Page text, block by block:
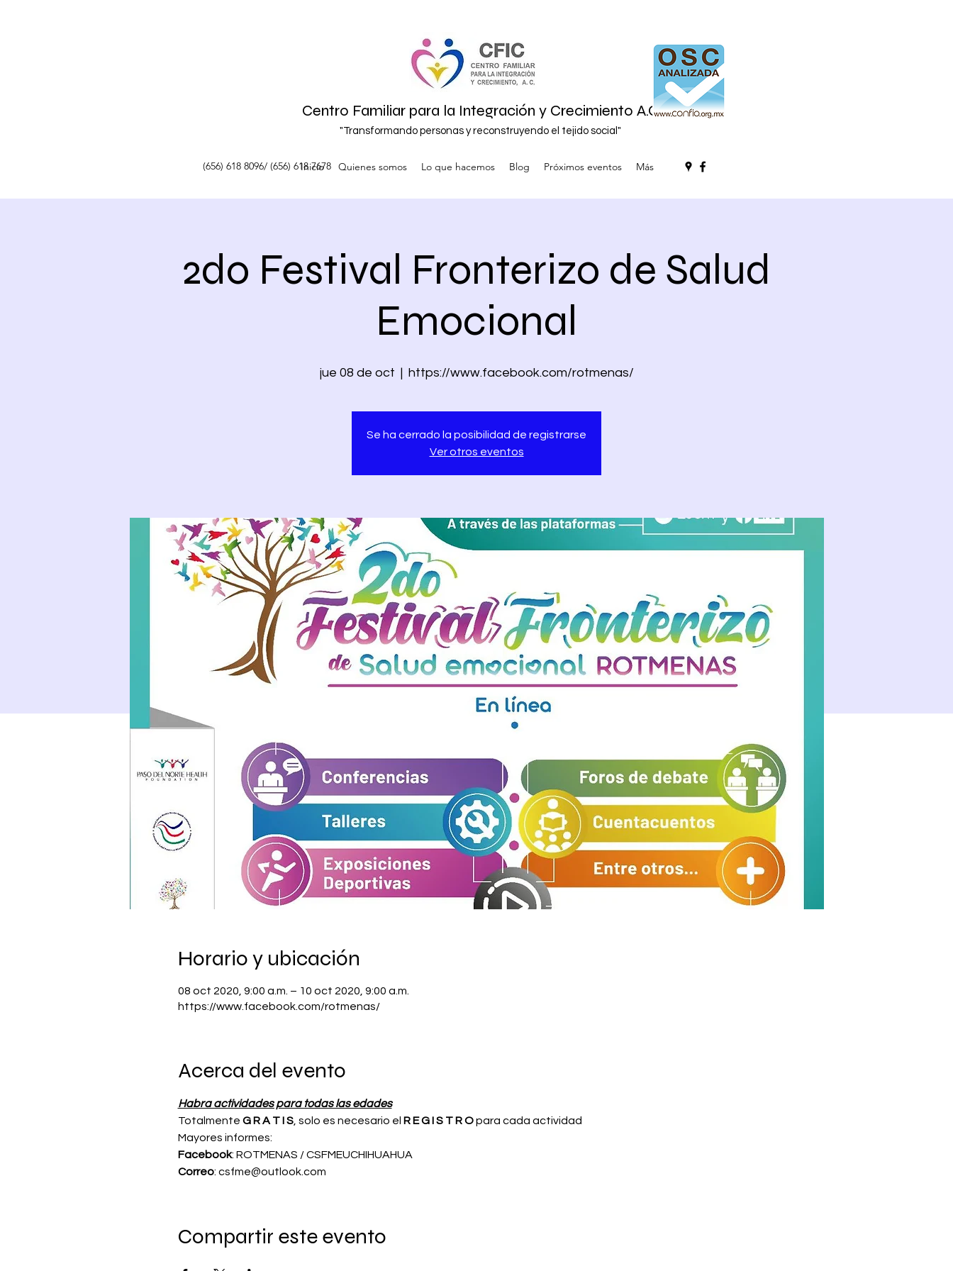
Centro Familiar para la Integración y Crecimiento A.C.
"Transformando personas y reconstruyendo el tejido social"
(656) 618 8096/ (656) 618 7678
Inicio Quienes somos Lo que hacemos Blog Próximos eventos Más
2do Festival Fronterizo de Salud
Emocional
jue 08 de oct
  |
https://www.facebook.com/rotmenas/
Se ha cerrado la posibilidad de registrarse
Ver otros eventos
Horario y ubicación
08 oct 2020, 9:00 a.m. – 10 oct 2020, 9:00 a.m.
https://www.facebook.com/rotmenas/
Acerca del evento
Habra actividades para todas las edades
Totalmente G R A T I S, solo es necesario el R E G I S T R O para cada actividad
Mayores informes:
Facebook: ROTMENAS / CSFMEUCHIHUAHUA
Correo: csfme@outlook.com
Compartir este evento